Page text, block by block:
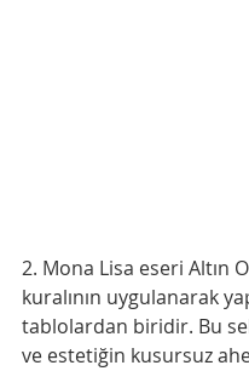
2. Mona Lisa eseri Altın
kuralının uygulanarak
tablolardan biridir. Bu
ve estetiğin kusursuz